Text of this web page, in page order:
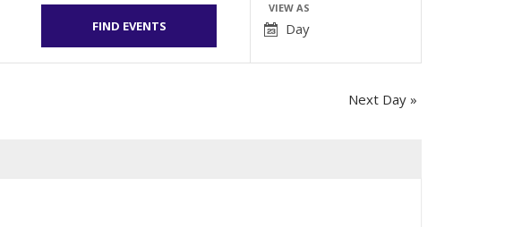
Event
Views
Navigation
VIEW AS
Day
Next Day »